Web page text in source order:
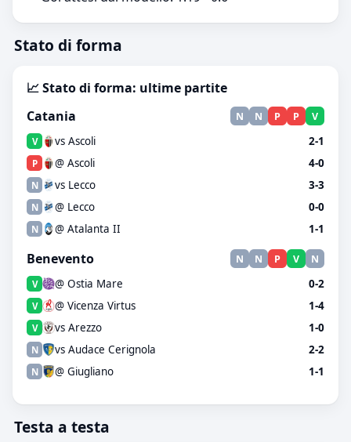
Stato di forma
📈 Stato di forma: ultime partite
Catania
N N P P V
V vs Ascoli 2-1
P @ Ascoli 4-0
N vs Lecco 3-3
N @ Lecco 0-0
N @ Atalanta II 1-1
Benevento N N P V N
V @ Ostia Mare 0-2
V @ Vicenza Virtus 1-4
V vs Arezzo 1-0
N vs Audace Cerignola 2-2
N @ Giugliano 1-1
Testa a testa